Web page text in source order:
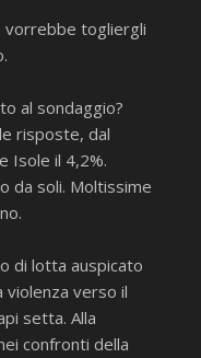
vorrebbe togliergli
al sondaggio?
risposte, dal
Isole il 4,2%.
da soli. Moltissime
di lotta auspicato
verso il
setta. Alla
confronti della